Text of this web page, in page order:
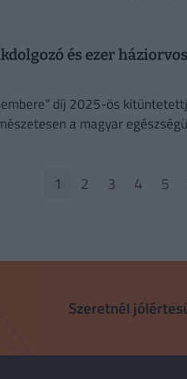
és ezer
embere” díj 2025-ös
a magyar
1 2 3 4 5
Szeretnél